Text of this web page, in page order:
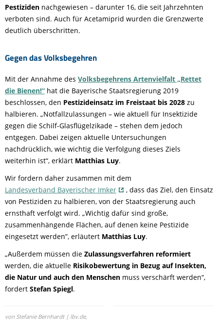
Pestiziden nachgewiesen – darunter 16, die seit Jahrzehnten
verboten sind. Auch für Acetamiprid wurden die Grenzwerte
deutlich überschritten.
Gegen das Volksbegehren
Mit der Annahme des Volksbegehrens Artenvielfalt „Rettet
die Bienen!“ hat die Bayerische Staatsregierung 2019
beschlossen, den Pestizideinsatz im Freistaat bis 2028 zu
halbieren. „Notfallzulassungen – wie aktuell für Insektizide
gegen die Schilf-Glasflügelzikade – stehen dem jedoch
entgegen. Dabei zeigen aktuelle Untersuchungen
nachdrücklich, wie wichtig die Verfolgung dieses Ziels
weiterhin ist“, erklärt Matthias Luy.
Wir fordern daher zusammen mit dem
Landesverband Bayerischer Imker
, dass das Ziel, den Einsatz
von Pestiziden zu halbieren, von der Staatsregierung auch
ernsthaft verfolgt wird. „Wichtig dafür sind große,
zusammenhängende Flächen, auf denen keine Pestizide
eingesetzt werden”, erläutert Matthias Luy.
„Außerdem müssen die Zulassungsverfahren reformiert
werden, die aktuelle Risikobewertung in Bezug auf Insekten,
die Natur und auch den Menschen muss verschärft werden“,
fordert Stefan Spiegl.
von Stefanie Bernhardt | lbv.de,